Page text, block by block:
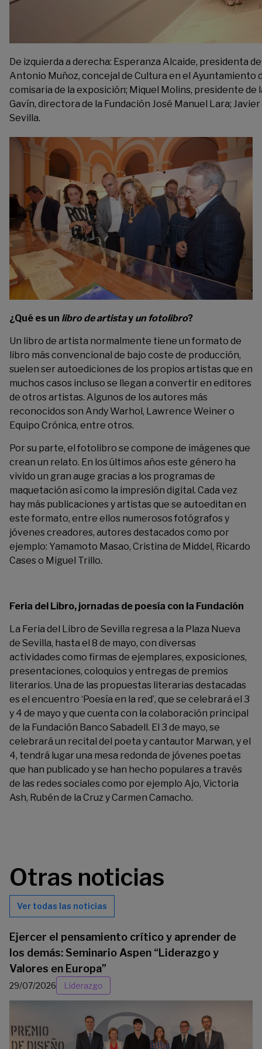
De izquierda a derecha: Esperanza Alcaide, presidenta
Antonio Muñoz, concejal de Cultura en el Ayuntamiento
comisaria de la exposición; Miquel Molins, presidente de
Gavín, directora de la Fundación José Manuel Lara;
Sevilla.
¿Qué es un libro de artistay un fotolibro?
Un libro de artista normalmente tiene un formato de
libro más convencional de bajo coste de producción,
suelen ser autoediciones de los propios artistas que en
muchos casos incluso se llegan a convertir en editores
de otros artistas. Algunos de los autores más
reconocidos son Andy Warhol, Lawrence Weiner o
Equipo Crónica, entre otros.
Por su parte, el fotolibro se compone de imágenes que
crean un relato. En los últimos años este género ha
vivido un gran auge gracias a los programas de
maquetación así como la impresión digital. Cada vez
hay más publicaciones y artistas que se autoeditan en
este formato, entre ellos numerosos fotógrafos y
jóvenes creadores, autores destacados como por
ejemplo: Yamamoto Masao, Cristina de Middel, Ricardo
Cases o Miguel Trillo.
Feria del Libro, jornadas de poesía con la Fundación
La Feria del Libro de Sevilla regresa a la Plaza Nueva
de Sevilla, hasta el 8 de mayo, con diversas
actividades como firmas de ejemplares, exposiciones,
presentaciones, coloquios y entregas de premios
literarios. Una de las propuestas literarias destacadas
es el encuentro ‘Poesía en la red’, que se celebrará el 3
y 4 de mayo y que cuenta con la colaboración principal
de la Fundación Banco Sabadell. El 3 de mayo, se
celebrará un recital del poeta y cantautor Marwan, y el
4, tendrá lugar una mesa redonda de jóvenes poetas
que han publicado y se han hecho populares a través
de las redes sociales como por ejemplo Ajo, Victoria
Ash, Rubén de la Cruz y Carmen Camacho.
Otras noticias
Ver todas las noticias
Ejercer el pensamiento crítico y aprender de
los demás: Seminario Aspen “Liderazgo y
Valores en Europa”
29/07/2026 Liderazgo